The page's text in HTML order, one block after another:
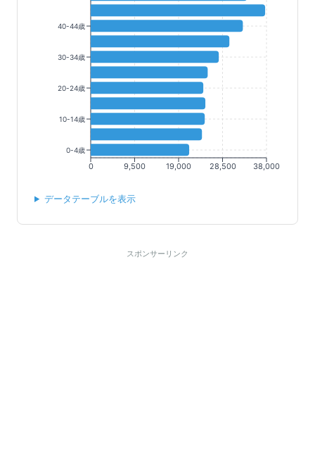
0 9,500 19,000 28,500 38,000
40-44歳
30-34歳
20-24歳
10-14歳
0-4歳
データテーブルを表示
スポンサーリンク